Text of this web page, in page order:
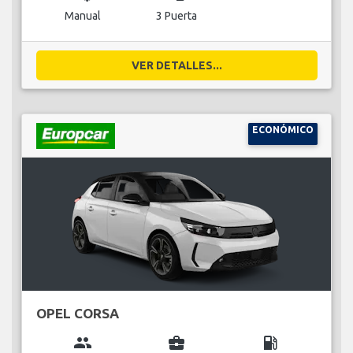
Manual 3 Puerta
VER DETALLES...
ECONÓMICO
OPEL CORSA
group business_center local_gas_station